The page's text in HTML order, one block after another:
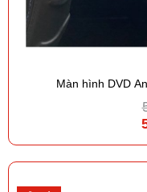
Màn hình DVD